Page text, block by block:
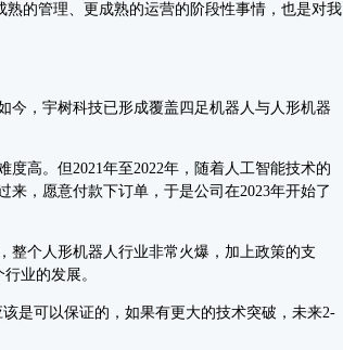
的管理、更成熟的运营的阶段性事情，也是对我
，宇树科技已形成覆盖四足机器人与人形机器
高。但2021年至2022年，随着人工智能技术的
，愿意付款下订单，于是公司在2023年开始了
个人形机器人行业非常火爆，加上政策的支
业的发展。
是可以保证的，如果有更大的技术突破，未来2-